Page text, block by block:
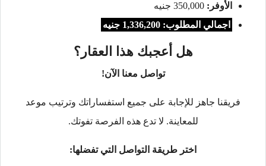
الأوفر:
اجمالي المطلوب: 1,336,200 جنيه
هل أعجبك هذا العقار؟
تواصل معنا الآن!
فريقنا جاهز للإجابة على جميع استفساراتك وترتيب موعد
للمعاينة. لا تدع هذه الفرصة تفوتك.
اختر طريقة التواصل التي تفضلها: